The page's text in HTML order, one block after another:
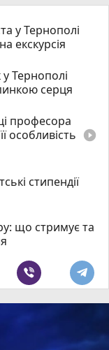
у Тернополі
екскурсія
Тернополі
серця
професора
особливість play_circle_filled
стипендії
що стримує та